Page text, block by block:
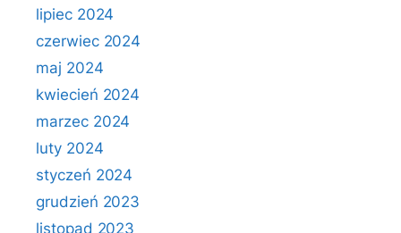
lipiec 2024
czerwiec 2024
maj 2024
kwiecień 2024
marzec 2024
luty 2024
styczeń 2024
grudzień 2023
listopad 2023